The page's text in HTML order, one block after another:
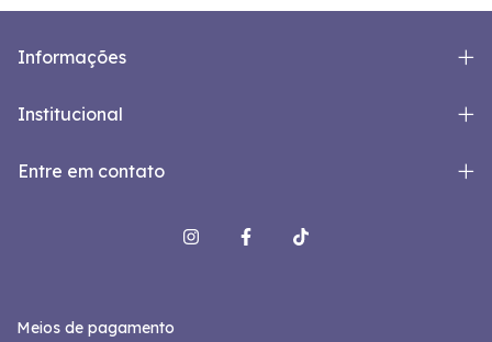
Informações
Institucional
Entre em contato
Meios de pagamento